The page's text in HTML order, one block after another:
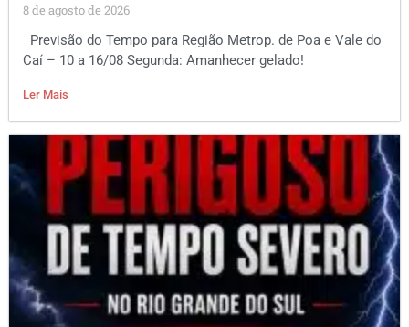
8 de agosto de 2026
Previsão do Tempo para Região Metrop. de Poa e Vale do
Caí – 10 a 16/08 Segunda: Amanhecer gelado!
Ler Mais